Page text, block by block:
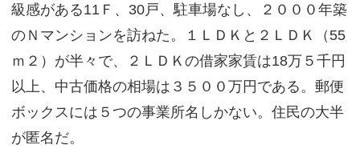
級感がある11Ｆ、30戸、駐車場なし、２０００年築
のＮマンションを訪ねた。１ＬＤＫと２ＬＤＫ（55
ｍ２）が半々で、２ＬＤＫの借家家賃は18万５千円
以上、中古価格の相場は３５００万円である。郵便
ボックスには５つの事業所名しかない。住民の大半
が匿名だ。